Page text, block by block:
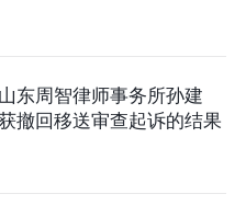
东周智律师事务所孙建
撤回移送审查起诉的结果